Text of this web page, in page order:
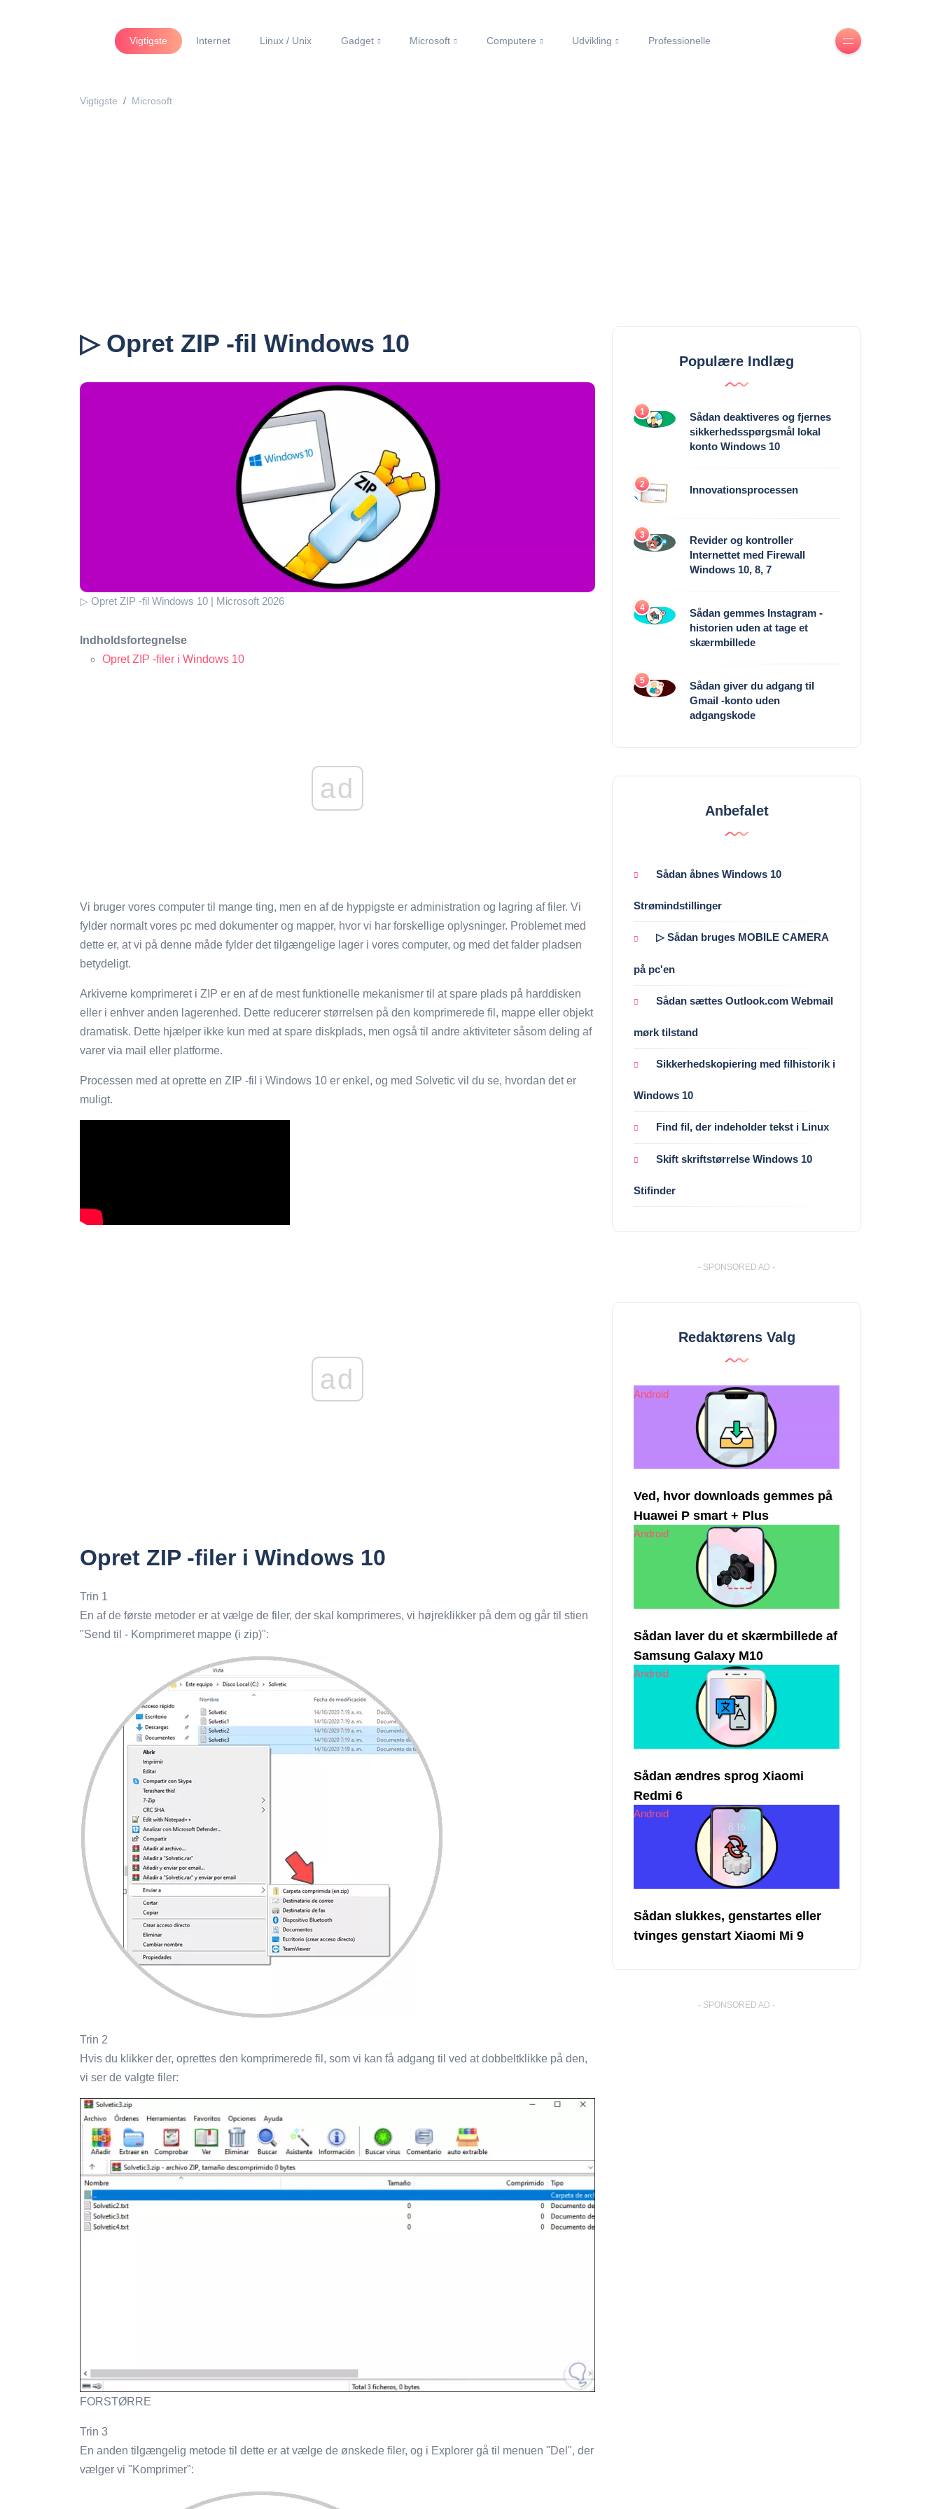
Vigtigste Internet Linux / Unix Gadget Microsoft Computere Udvikling Professionelle
Vigtigste Microsoft
▷ Opret ZIP -fil Windows 10
▷ Opret ZIP -fil Windows 10 | Microsoft 2026
Indholdsfortegnelse
Opret ZIP -filer i Windows 10
ad
Vi bruger vores computer til mange ting, men en af ​​de hyppigste er administration og lagring af filer. Vi
fylder normalt vores pc med dokumenter og mapper, hvor vi har forskellige oplysninger. Problemet med
dette er, at vi på denne måde fylder det tilgængelige lager i vores computer, og med det falder pladsen
betydeligt.
Arkiverne komprimeret i ZIP er en af ​​de mest funktionelle mekanismer til at spare plads på harddisken
eller i enhver anden lagerenhed. Dette reducerer størrelsen på den komprimerede fil, mappe eller objekt
dramatisk. Dette hjælper ikke kun med at spare diskplads, men også til andre aktiviteter såsom deling af
varer via mail eller platforme.
Processen med at oprette en ZIP -fil i Windows 10 er enkel, og med Solvetic vil du se, hvordan det er
muligt.
ad
Opret ZIP -filer i Windows 10
Trin 1
En af de første metoder er at vælge de filer, der skal komprimeres, vi højreklikker på dem og går til stien
"Send til - Komprimeret mappe (i zip)":
Trin 2
Hvis du klikker der, oprettes den komprimerede fil, som vi kan få adgang til ved at dobbeltklikke på den,
vi ser de valgte filer:
FORSTØRRE
Trin 3
En anden tilgængelig metode til dette er at vælge de ønskede filer, og i Explorer gå til menuen "Del", der
vælger vi "Komprimer":
Populære Indlæg
1
Sådan deaktiveres og fjernes
sikkerhedsspørgsmål lokal
konto Windows 10
2 Innovationsprocessen
3
Revider og kontroller
Internettet med Firewall
Windows 10, 8, 7
4
Sådan gemmes Instagram -
historien uden at tage et
skærmbillede
5
Sådan giver du adgang til
Gmail -konto uden
adgangskode
Anbefalet
Sådan åbnes Windows 10
Strømindstillinger
▷ Sådan bruges MOBILE CAMERA
på pc'en
Sådan sættes Outlook.com Webmail
mørk tilstand
Sikkerhedskopiering med filhistorik i
Windows 10
Find fil, der indeholder tekst i Linux
Skift skriftstørrelse Windows 10
Stifinder
- SPONSORED AD -
Redaktørens Valg
Android
Ved, hvor downloads gemmes på
Huawei P smart + Plus
Android
Sådan laver du et skærmbillede af
Samsung Galaxy M10
Android
Sådan ændres sprog Xiaomi
Redmi 6
Android
Sådan slukkes, genstartes eller
tvinges genstart Xiaomi Mi 9
- SPONSORED AD -